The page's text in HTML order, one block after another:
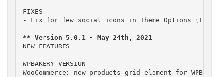
FIXES
- Fix for few social icons in Theme Options
NEW FEATURES
WPBAKERY VERSION
WooCommerce: new products grid element for